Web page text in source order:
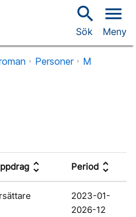
search
Sök
menu
Meny
Personer M
unfold_more Period unfold_more
2023-01-
2026-12